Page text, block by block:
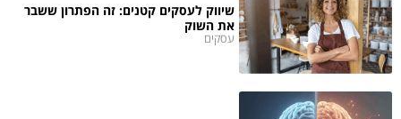
שיווק לעסקים קטנים: זה הפתרון ששבר
את השוק
עסקים